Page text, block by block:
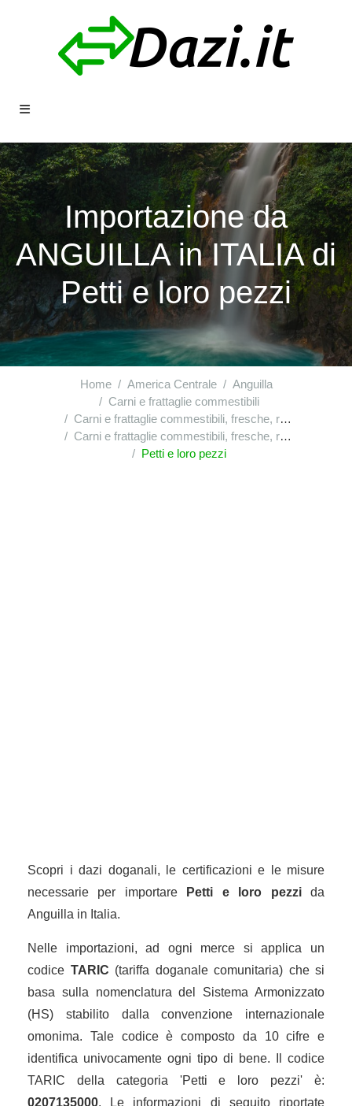
Importazione da
ANGUILLA in ITALIA di
Petti e loro pezzi
Home America Centrale
Anguilla
Carni e frattaglie commestibili
Carni e frattaglie commestibili, fresche, refrigerate o congelate, di volatili della voce|0105
Carni e frattaglie commestibili, fresche, refrigerate o congelate, di volatili della voce|0105 : di galli e di galline della specie gallus domesticus : pezzi e frattaglie, freschi o refrigerati
Petti e loro pezzi
Scopri i dazi doganali, le certificazioni e le misure
necessarie per importare
Petti e loro pezzida
Anguilla in Italia.
Nelle importazioni, ad ogni merce si applica un
codice TARIC (tariffa doganale comunitaria) che si
basa sulla nomenclatura del Sistema Armonizzato
(HS) stabilito dalla convenzione internazionale
omonima. Tale codice è composto da 10 cifre e
identifica univocamente ogni tipo di bene. Il codice
TARIC della categoria 'Petti e loro pezzi' è:
0207135000. Le informazioni di seguito riportate